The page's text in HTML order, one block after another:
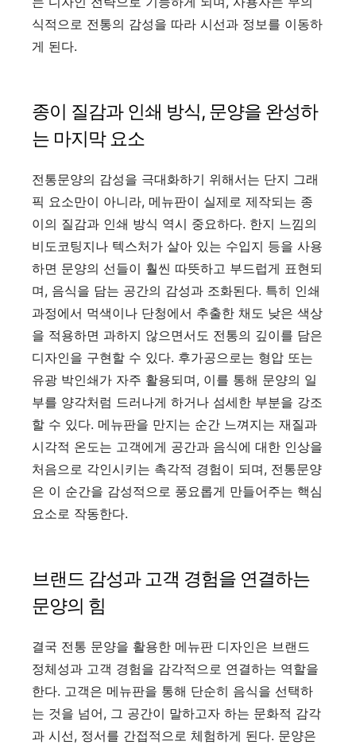
식적으로 전통의 감성을 따라 시선과 정보를 이동하
게 된다.
종이 질감과 인쇄 방식, 문양을 완성하
는 마지막 요소
전통문양의 감성을 극대화하기 위해서는 단지 그래
픽 요소만이 아니라, 메뉴판이 실제로 제작되는 종
이의 질감과 인쇄 방식 역시 중요하다. 한지 느낌의
비도코팅지나 텍스처가 살아 있는 수입지 등을 사용
하면 문양의 선들이 훨씬 따뜻하고 부드럽게 표현되
며, 음식을 담는 공간의 감성과 조화된다. 특히 인쇄
과정에서 먹색이나 단청에서 추출한 채도 낮은 색상
을 적용하면 과하지 않으면서도 전통의 깊이를 담은
디자인을 구현할 수 있다. 후가공으로는 형압 또는
유광 박인쇄가 자주 활용되며, 이를 통해 문양의 일
부를 양각처럼 드러나게 하거나 섬세한 부분을 강조
할 수 있다. 메뉴판을 만지는 순간 느껴지는 재질과
시각적 온도는 고객에게 공간과 음식에 대한 인상을
처음으로 각인시키는 촉각적 경험이 되며, 전통문양
은 이 순간을 감성적으로 풍요롭게 만들어주는 핵심
요소로 작동한다.
브랜드 감성과 고객 경험을 연결하는
문양의 힘
결국 전통 문양을 활용한 메뉴판 디자인은 브랜드
정체성과 고객 경험을 감각적으로 연결하는 역할을
한다. 고객은 메뉴판을 통해 단순히 음식을 선택하
는 것을 넘어, 그 공간이 말하고자 하는 문화적 감각
과 시선, 정서를 간접적으로 체험하게 된다. 문양은